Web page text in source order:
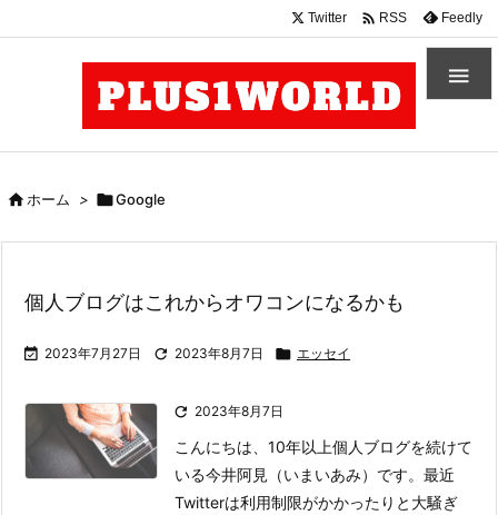

Twitter  RSS Feedly
ホーム > Google
個人ブログはこれからオワコンになるかも
 2023年7月27日  2023年8月7日  エッセイ
 2023年8月7日
こんにちは、10年以上個人ブログを続けて
いる今井阿見（いまいあみ）です。最近
Twitterは利用制限がかかったりと大騒ぎ